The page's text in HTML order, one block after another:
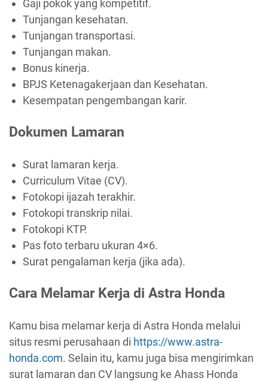
Gaji pokok yang kompetitif.
Tunjangan kesehatan.
Tunjangan transportasi.
Tunjangan makan.
Bonus kinerja.
BPJS Ketenagakerjaan dan Kesehatan.
Kesempatan pengembangan karir.
Dokumen Lamaran
Surat lamaran kerja.
Curriculum Vitae (CV).
Fotokopi ijazah terakhir.
Fotokopi transkrip nilai.
Fotokopi KTP.
Pas foto terbaru ukuran 4×6.
Surat pengalaman kerja (jika ada).
Cara Melamar Kerja di Astra Honda
Kamu bisa melamar kerja di Astra Honda melalui
situs resmi perusahaan di https://www.astra-
honda.com. Selain itu, kamu juga bisa mengirimkan
surat lamaran dan CV langsung ke Ahass Honda